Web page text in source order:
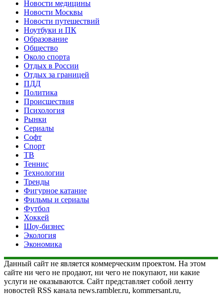
Новости медицины
Новости Москвы
Новости путешествий
Ноутбуки и ПК
Образование
Общество
Около спорта
Отдых в России
Отдых за границей
ПДД
Политика
Происшествия
Психология
Рынки
Сериалы
Софт
Спорт
ТВ
Теннис
Технологии
Тренды
Фигурное катание
Фильмы и сериалы
Футбол
Хоккей
Шоу-бизнес
Экология
Экономика
Данный сайт не является коммерческим проектом. На этом
сайте ни чего не продают, ни чего не покупают, ни какие
услуги не оказываются. Сайт представляет собой ленту
новостей RSS канала news.rambler.ru, kommersant.ru,